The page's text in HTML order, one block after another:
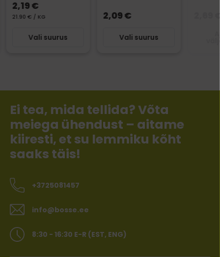
2,19 €
21.90 € / KG
Vali suurus
2,09 €
Vali suurus
Ei tea, mida tellida? Võta
meiega ühendust – aitame
kiiresti, et su lemmiku kõht
saaks täis!
+3725081457
info@bosse.ee
8:30 - 16:30 E-R (EST, ENG)